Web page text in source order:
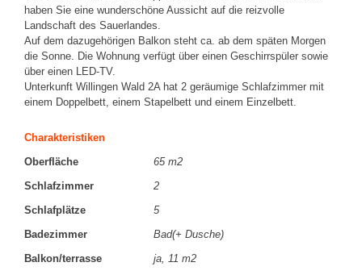
haben Sie eine wunderschöne Aussicht auf die reizvolle
Landschaft des Sauerlandes.
Auf dem dazugehörigen Balkon steht ca. ab dem späten Morgen
die Sonne. Die Wohnung verfügt über einen Geschirrspüler sowie
über einen LED-TV.
Unterkunft Willingen Wald 2A hat 2 geräumige Schlafzimmer mit
einem Doppelbett, einem Stapelbett und einem Einzelbett.
Charakteristiken
Oberfläche
65 m2
Schlafzimmer
2
Schlafplätze
5
Badezimmer
Bad(+ Dusche)
Balkon/terrasse
ja, 11 m2